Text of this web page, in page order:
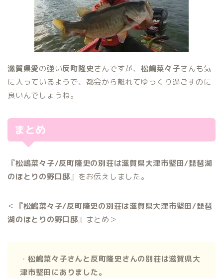
滋賀県愛の強い反町隆史さんですが、 松嶋菜々子さんも気
に入っているようで、都会から離れてゆっくり過ごすのに
良いんでしょうね。
まとめ
『松嶋菜々子/反町隆史の別荘は滋賀県大津市堅田/琵琶湖
のほとりの野口邸』をお伝えしました。
＜『松嶋菜々子/反町隆史の別荘は滋賀県大津市堅田/琵琶
湖のほとりの野口邸』まとめ＞
・ 松嶋菜々子さんと反町隆史さんの別荘は滋賀県大
津市堅田にありました。